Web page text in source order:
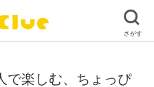
で楽しむ、ちょっぴ